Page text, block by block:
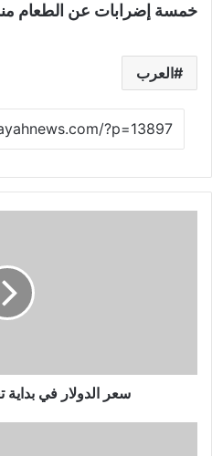
خمسة إضرابات عن الطعام منذ
العرب
سعر الدولار في بداية